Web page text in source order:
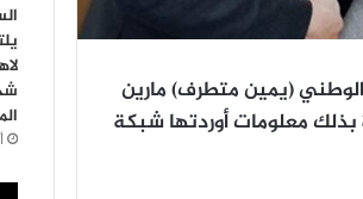
(يمين متطرف) مارين
قانوني، مؤكدة بذلك معلومات أوردتها شبكة